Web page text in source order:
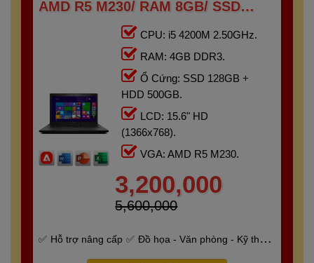
AMD R5 M230/ RAM 8GB/ SSD
128GB + HDD 500GB/ 15.6" HD
CPU: i5 4200M 2.50GHz.
RAM: 4GB DDR3.
Ổ Cứng: SSD 128GB +
HDD 500GB.
LCD: 15.6" HD
(1366x768).
VGA: AMD R5 M230.
3,200,000
5,600,000
Hỗ trợ nâng cấp
Đồ họa - Văn phòng - Kỹ thuật
Bảo hành 6 tháng